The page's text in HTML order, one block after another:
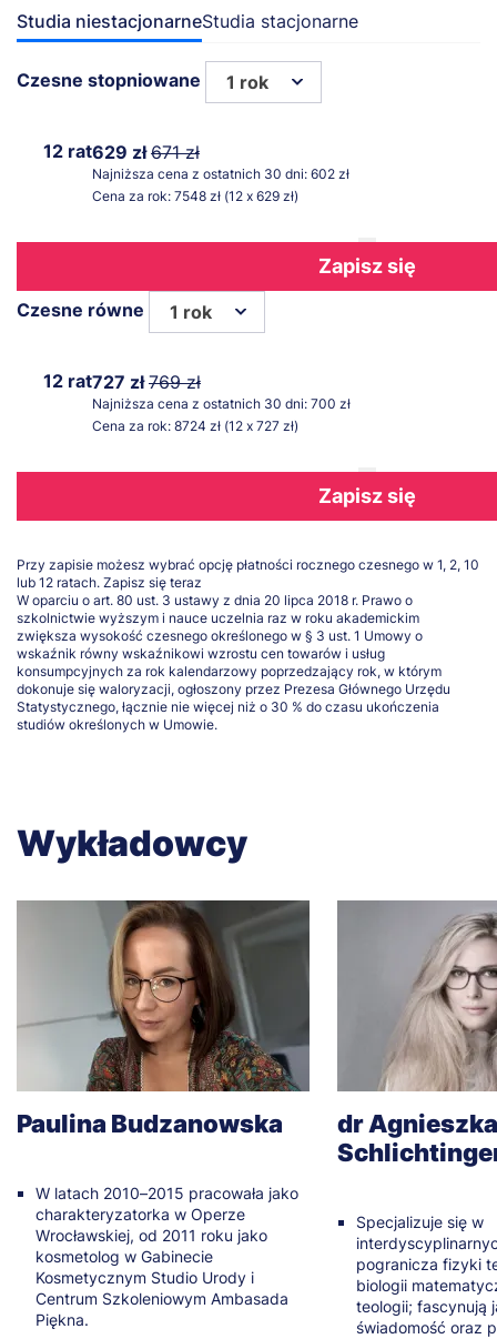
Studia niestacjonarneStudia stacjonarne
Czesne stopniowane 1 rok
12 rat629 zł671 zł
Najniższa cena z ostatnich 30 dni: 602 zł
Cena za rok: 7548 zł (12 x 629 zł)
Zapisz się
Czesne równe 1 rok
12 rat727 zł769 zł
Najniższa cena z ostatnich 30 dni: 700 zł
Cena za rok: 8724 zł (12 x 727 zł)
Zapisz się
Przy zapisie możesz wybrać opcję płatności rocznego czesnego w 1, 2, 10
lub 12 ratach. Zapisz się teraz
W oparciu o art. 80 ust. 3 ustawy z dnia 20 lipca 2018 r. Prawo o
szkolnictwie wyższym i nauce uczelnia raz w roku akademickim
zwiększa wysokość czesnego określonego w § 3 ust. 1 Umowy o
wskaźnik równy wskaźnikowi wzrostu cen towarów i usług
konsumpcyjnych za rok kalendarzowy poprzedzający rok, w którym
dokonuje się waloryzacji, ogłoszony przez Prezesa Głównego Urzędu
Statystycznego, łącznie nie więcej niż o 30 % do czasu ukończenia
studiów określonych w Umowie.
Wykładowcy
Paulina Budzanowska
W latach 2010–2015 pracowała jako
charakteryzatorka w Operze
Wrocławskiej, od 2011 roku jako
kosmetolog w Gabinecie
Kosmetycznym Studio Urody i
Centrum Szkoleniowym Ambasada
Piękna.
dr Agnieszka
Specjalizuje się w
pogranicza fizyki
biologii
teologii; fascynują
świadomość oraz